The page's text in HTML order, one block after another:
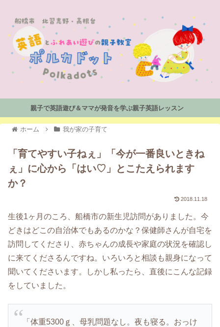
親子で英語遊び＆ママが発音を学ぶ親子英語レッスン
ホーム 我が家の子育て
「育てやすい子ねぇ」「今が一番良いときね
ぇ」に心から「はい♡」とこたえられます
か？
2018.11.18
生後1ヶ月のころ、船橋市の新生児訪問がありました。今
どきはどこの自治体でもあるのかな？保健師さんが自宅を
訪問してくださり、赤ちゃんの成長や家庭の状況を確認し
に来てくださるんですね。いろいろと相談も親身になって
聞いてくださいます。しかし私ったら、直後にこんな記録
をしていました。
「体重5300ｇ、母乳問題なし。夜も寝る。おっけ